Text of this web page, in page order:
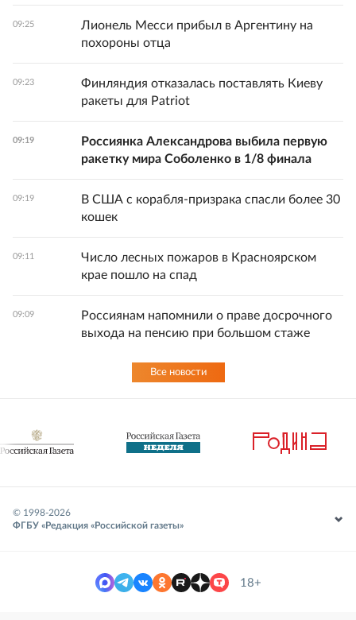
09:25
Лионель Месси прибыл в Аргентину на
похороны отца
09:23
Финляндия отказалась поставлять Киеву
ракеты для Patriot
09:19
Россиянка Александрова выбила первую
ракетку мира Соболенко в 1/8 финала
09:19
В США с корабля-призрака спасли более 30
кошек
09:11
Число лесных пожаров в Красноярском
крае пошло на спад
09:09
Россиянам напомнили о праве досрочного
выхода на пенсию при большом стаже
Все новости
© 1998-2026
ФГБУ «Редакция «Российской газеты»
18+